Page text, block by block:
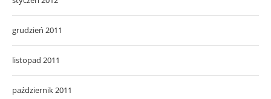
grudzień 2011
listopad 2011
październik 2011